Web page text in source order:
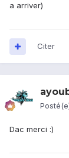
a arriver)
Citer
Dac merci :)